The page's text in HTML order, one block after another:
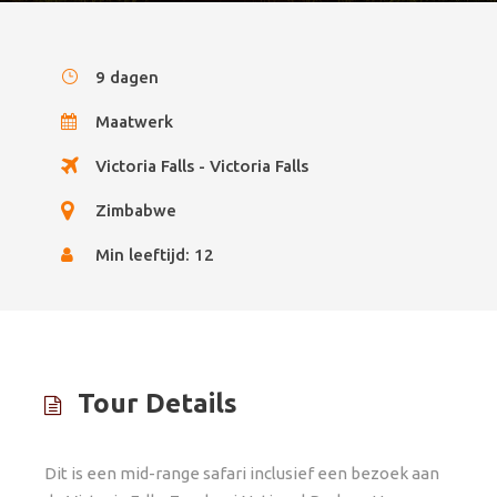
9 dagen
Maatwerk
Victoria Falls - Victoria Falls
Zimbabwe
Min leeftijd: 12
Tour Details
Dit is een mid-range safari inclusief een bezoek aan